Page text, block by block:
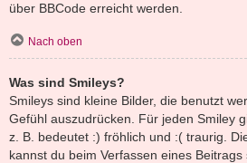
über BBCode erreicht werden.
Nach oben
Was sind Smileys?
Smileys sind kleine Bilder, die benutzt
Gefühl auszudrücken. Für jeden Smiley
z. B. bedeutet :) fröhlich und :( traurig.
kannst du beim Verfassen eines